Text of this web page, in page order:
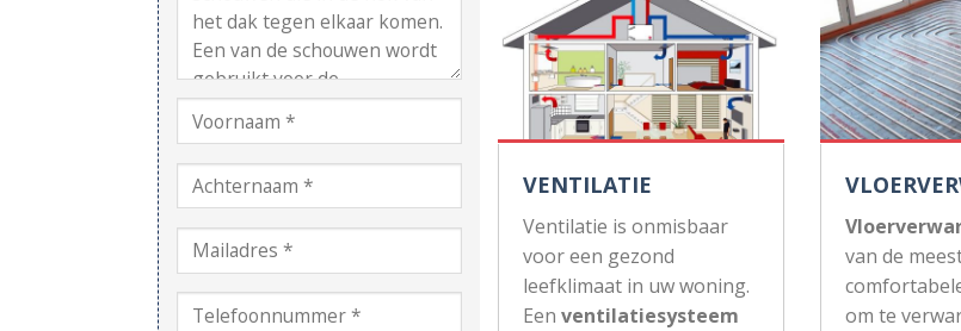
VENTILATIE
Ventilatie is onmisbaar
voor een gezond
leefklimaat in uw woning.
Een ventilatiesysteem
van de
om te